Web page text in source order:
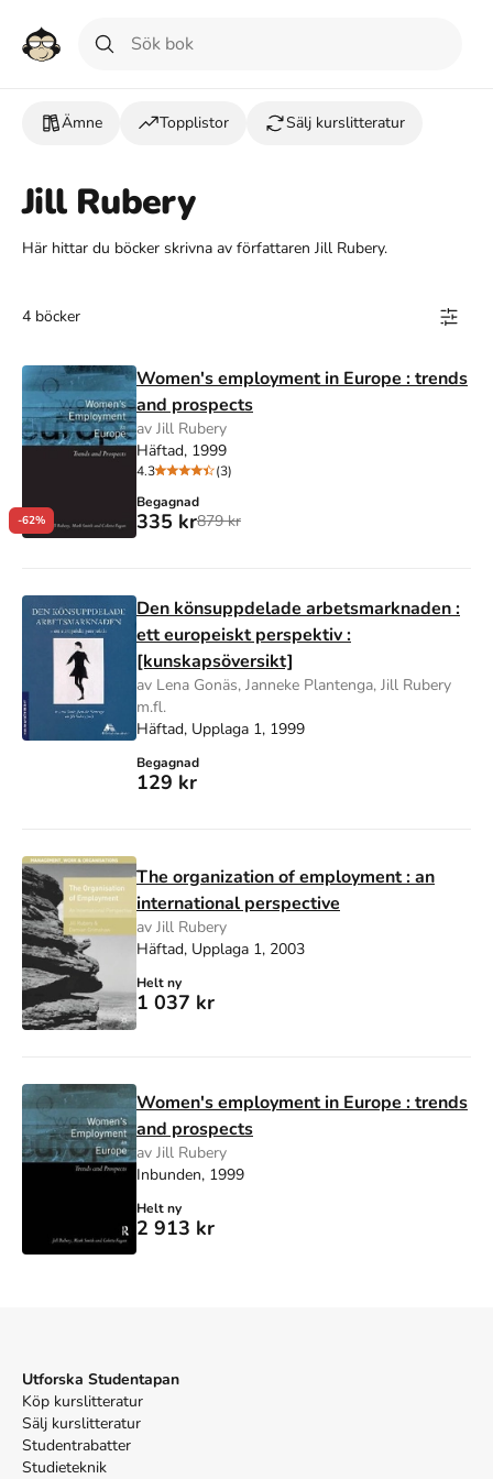
Ämne Topplistor Sälj kurslitteratur
Jill Rubery
Här hittar du böcker skrivna av författaren Jill Rubery.
4 böcker
-62%
Women's employment in Europe : trends
and prospects
av Jill Rubery
Häftad, 1999
4.3
(3)
Begagnad
335 kr879 kr
Den könsuppdelade arbetsmarknaden :
ett europeiskt perspektiv :
[kunskapsöversikt]
av Lena Gonäs, Janneke Plantenga, Jill Rubery
m.fl.
Häftad, Upplaga 1, 1999
Begagnad
129 kr
The organization of employment : an
international perspective
av Jill Rubery
Häftad, Upplaga 1, 2003
Helt ny
1 037 kr
Women's employment in Europe : trends
and prospects
av Jill Rubery
Inbunden, 1999
Helt ny
2 913 kr
Utforska Studentapan
Köp kurslitteratur
Sälj kurslitteratur
Studentrabatter
Studieteknik